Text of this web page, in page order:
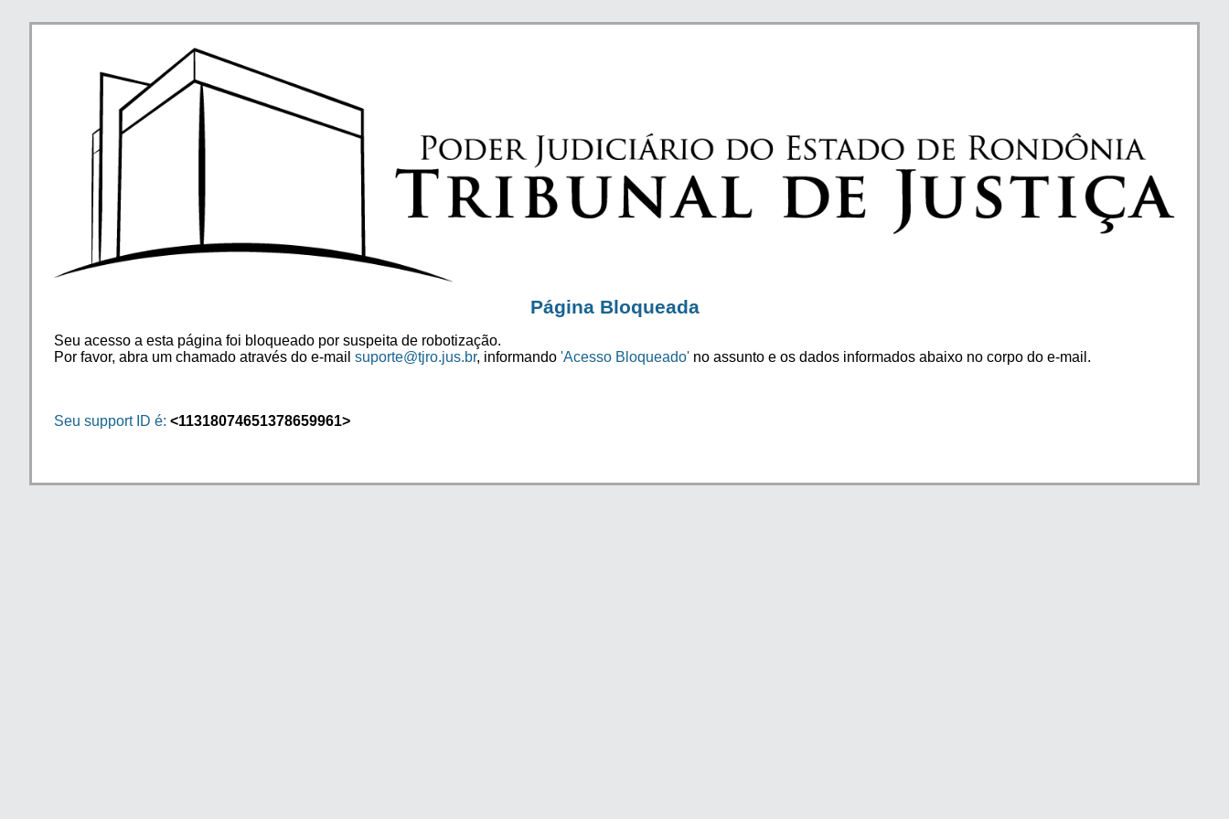
Página Bloqueada
Seu acesso a esta página foi bloqueado por suspeita de robotização.
Por favor, abra um chamado através do e-mail suporte@tjro.jus.br, informando 'Acesso Bloqueado' no assunto e os dados informados abaixo no corpo do e-mail.
Seu support ID é: <11318074651378659961>